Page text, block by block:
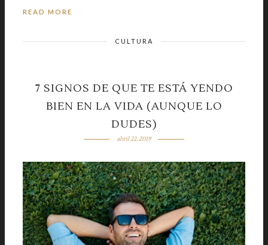
READ MORE
CULTURA
7 SIGNOS DE QUE TE ESTÁ YENDO
BIEN EN LA VIDA (AUNQUE LO
DUDES)
abril 22, 2019